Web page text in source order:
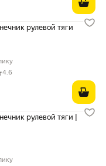
рулевой тяги
2435 ₽ вместо
4.6
рулевой тяги |
JB33V/JB43V (1981-
SJ410 (1982-2004)
2664 ₽ вместо